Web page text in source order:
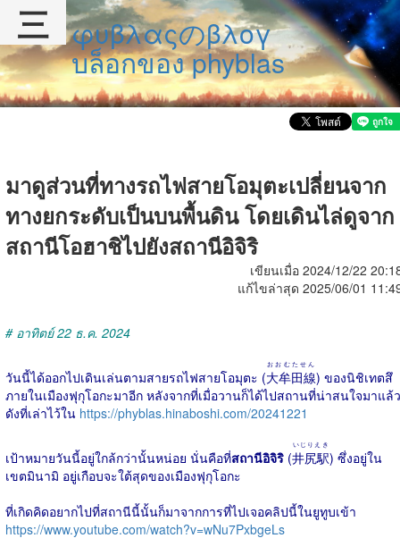
φυβλαςのβλογ
บล็อกของ phyblas
มาดูส่วนที่ทางรถไฟสายโอมุตะเปลี่ยนจาก
ทางยกระดับเป็นบนพื้นดิน โดยเดินไล่ดูจาก
สถานีโอฮาชิไปยังสถานีอิจิริ
เขียนเมื่อ 2024/12/22
แก้ไขล่าสุด 2025/06/01
# อาทิตย์ 22 ธ.ค. 2024
วันนี้ได้ออกไปเดินเล่นตามสายรถไฟสายโอมุตะ (大牟田線
おおむたせん
) ของนิชิเทตสึ
ภายในเมืองฟุกุโอกะมาอีก หลังจากที่เมื่อวานก็ได้ไปสถานที่น่าสนใจมาแล้ว
ดังที่เล่าไว้ใน https://phyblas.hinaboshi.com/20241221
เป้าหมายวันนี้อยู่ใกล้กว่านั้นหน่อย นั่นคือที่สถานีอิจิริ (井尻駅
いじりえき
) ซึ่งอยู่ใน
เขตมินามิ อยู่เกือบจะใต้สุดของเมืองฟุกุโอกะ
ที่เกิดคิดอยากไปที่สถานีนี้นั้นก็มาจากการที่ไปเจอคลิปนี้ในยูทูบเข้า
https://www.youtube.com/watch?v=wNu7PxbgeLs
三